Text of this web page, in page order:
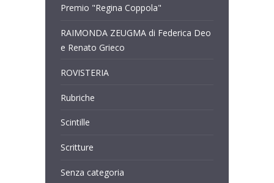
Premio "Regina Coppola"
RAIMONDA ZEUGMA di Federica Deo
e Renato Grieco
ROVISTERIA
Rubriche
Scintille
Scritture
Senza categoria